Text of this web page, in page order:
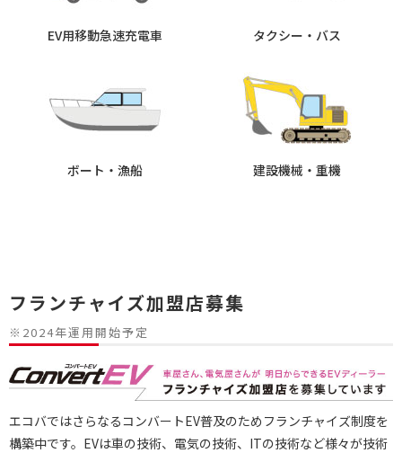
EV用移動急速充電車 タクシー・バス
ボート・漁船 建設機械・重機
フランチャイズ加盟店募集
※2024年運用開始予定
エコバではさらなるコンバートEV普及のためフランチャイズ制度を
構築中です。EVは車の技術、電気の技術、ITの技術など様々が技術